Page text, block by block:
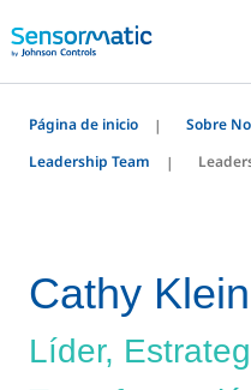
Página de inicio
Sobre
Leadership Team
Cathy Klein
Líder,